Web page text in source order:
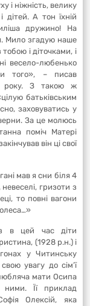
і ніжність, велику
дітей. А тон їхній
дружино! На
Мило згадую наше
і діточками, і
весело-любенько
того», – писав
року. З такою ж
батьківським
заховуватись у
За це молюсь
поміч Матері
він ці свої
мав я сни біля 4
гризоти з
то повні вагони
в цей час діти
(1928 р.н.) і
у Читинську
увагу до сім’ї
мати Осипа
ними. Її приклад
Олексій, яка